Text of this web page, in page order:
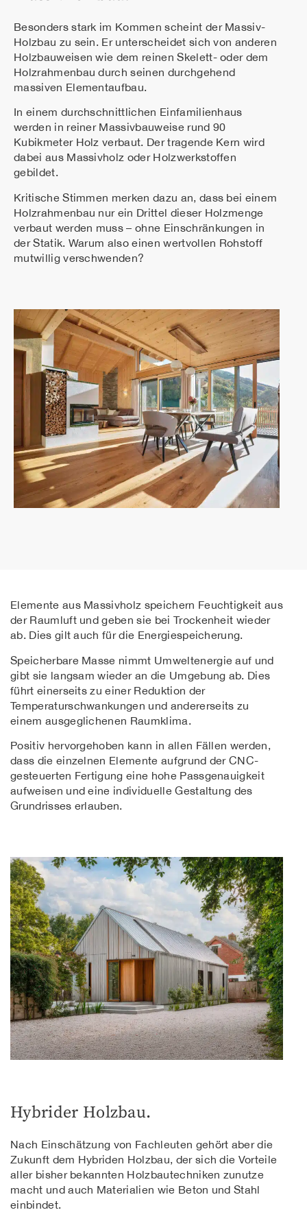
Besonders stark im Kommen scheint der Massiv-
Holzbau zu sein. Er unterscheidet sich von anderen
Holzbauweisen wie dem reinen Skelett- oder dem
Holzrahmenbau durch seinen durchgehend
massiven Elementaufbau.
In einem durchschnittlichen Einfamilienhaus
werden in reiner Massivbauweise rund 90
Kubikmeter Holz verbaut. Der tragende Kern wird
dabei aus Massivholz oder Holzwerkstoffen
gebildet.
Kritische Stimmen merken dazu an, dass bei einem
Holzrahmenbau nur ein Drittel dieser Holzmenge
verbaut werden muss – ohne Einschränkungen in
der Statik. Warum also einen wertvollen Rohstoff
mutwillig verschwenden?
Elemente aus Massivholz speichern Feuchtigkeit aus
der Raumluft und geben sie bei Trockenheit wieder
ab. Dies gilt auch für die Energiespeicherung.
Speicherbare Masse nimmt Umweltenergie auf und
gibt sie langsam wieder an die Umgebung ab. Dies
führt einerseits zu einer Reduktion der
Temperaturschwankungen und andererseits zu
einem ausgeglichenen Raumklima.
Positiv hervorgehoben kann in allen Fällen werden,
dass die einzelnen Elemente aufgrund der CNC-
gesteuerten Fertigung eine hohe Passgenauigkeit
aufweisen und eine individuelle Gestaltung des
Grundrisses erlauben.
Hybrider Holzbau.
Nach Einschätzung von Fachleuten gehört aber die
Zukunft dem Hybriden Holzbau, der sich die Vorteile
aller bisher bekannten Holzbautechniken zunutze
macht und auch Materialien wie Beton und Stahl
einbindet.